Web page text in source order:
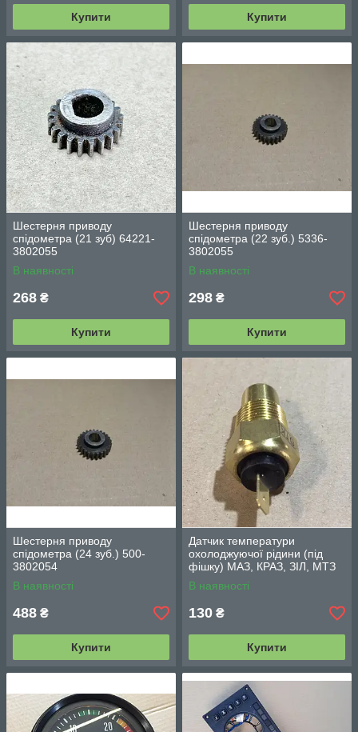
Купити Купити
Шестерня приводу
спідометра (21 зуб) 64221-
3802055
В наявності
268 ₴
Купити
Шестерня приводу
спідометра (22 зуб.) 5336-
3802055
В наявності
298 ₴
Купити
Шестерня приводу
спідометра (24 зуб.) 500-
3802054
В наявності
488 ₴
Купити
Датчик температури
охолоджуючої рідини (під
фішку) МАЗ, КРАЗ, ЗІЛ, МТЗ
ТМ100А
В наявності
130 ₴
Купити